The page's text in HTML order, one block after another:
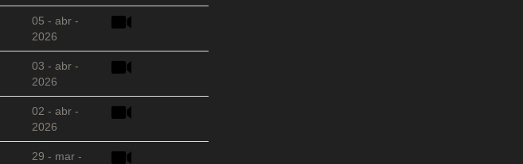
05 - abr -
2026
03 - abr -
2026
02 - abr -
2026
29 - mar -